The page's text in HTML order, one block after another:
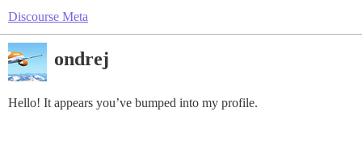
Discourse Meta
ondrej
Hello! It appears you’ve bumped into my profile.